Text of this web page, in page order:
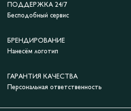
ПОДДЕРЖКА 24/7
Бесподобный сервис
БРЕНДИРОВАНИЕ
Нанесём логотип
ГАРАНТИЯ КАЧЕСТВА
Персональная ответственность